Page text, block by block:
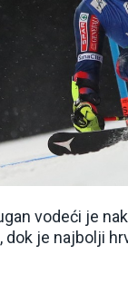
vodeći je
dok je najbolji